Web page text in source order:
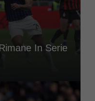
In Serie